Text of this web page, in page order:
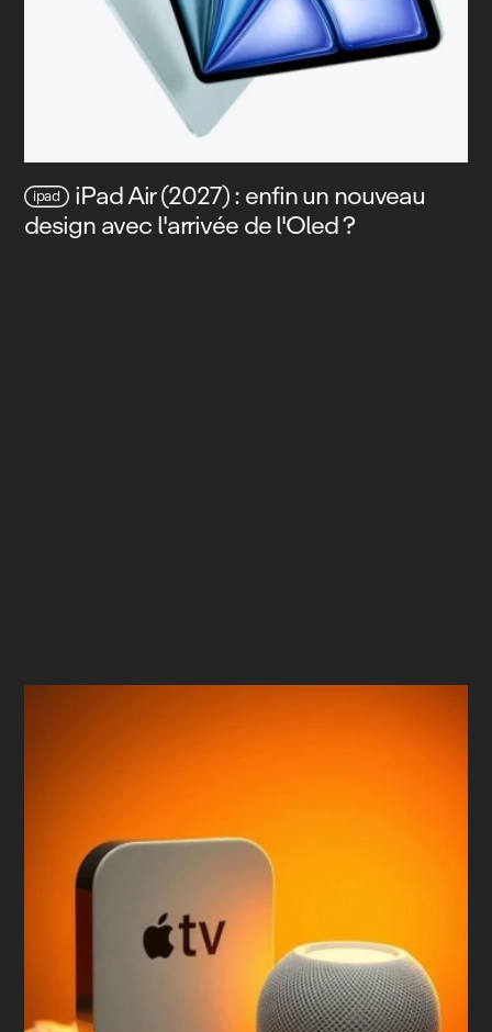
ipad iPad Air (2027) : enfin un nouveau
design avec l'arrivée de l'Oled ?